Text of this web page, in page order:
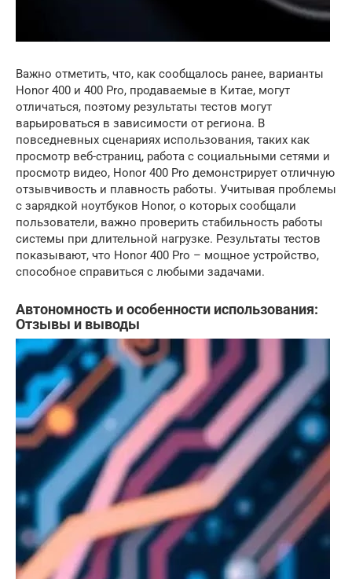
Важно отметить, что, как сообщалось ранее, варианты
Honor 400 и 400 Pro, продаваемые в Китае, могут
отличаться, поэтому результаты тестов могут
варьироваться в зависимости от региона. В
повседневных сценариях использования, таких как
просмотр веб-страниц, работа с социальными сетями и
просмотр видео, Honor 400 Pro демонстрирует отличную
отзывчивость и плавность работы. Учитывая проблемы
с зарядкой ноутбуков Honor, о которых сообщали
пользователи, важно проверить стабильность работы
системы при длительной нагрузке. Результаты тестов
показывают, что Honor 400 Pro – мощное устройство,
способное справиться с любыми задачами.
Автономность и особенности использования:
Отзывы и выводы